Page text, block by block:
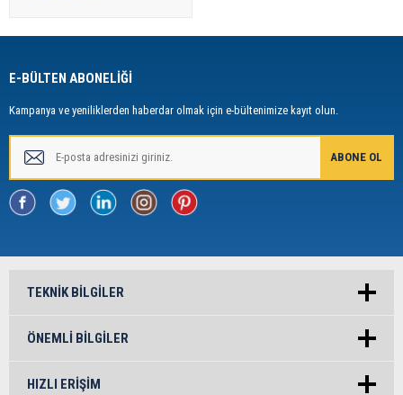
E-BÜLTEN ABONELİĞİ
Kampanya ve yeniliklerden haberdar olmak için e-bültenimize kayıt olun.
TEKNIK BILGILER
ÖNEMLI BILGILER
HIZLI ERIŞIM